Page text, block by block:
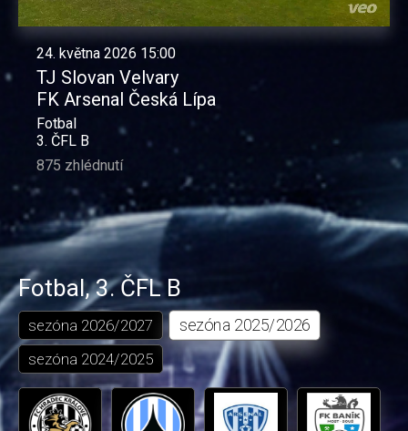
24. května 2026 15:00
TJ Slovan Velvary
FK Arsenal Česká Lípa
Fotbal
3. ČFL B
875 zhlédnutí
Fotbal,3. ČFL B
sezóna 2026/2027 sezóna 2025/2026
sezóna 2024/2025